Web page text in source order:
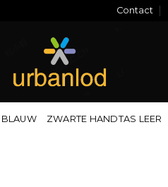
Contact
ZWARTE HANDTAS LEER